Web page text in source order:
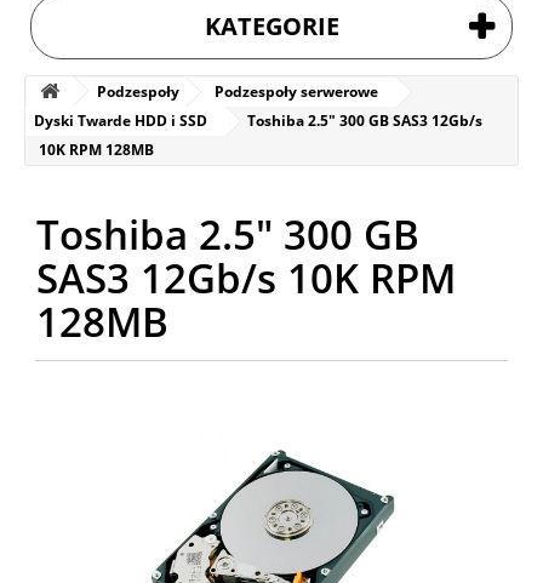
KATEGORIE
Podzespoły
Podzespoły serwerowe
Dyski Twarde HDD i SSD
Toshiba 2.5" 300 GB SAS3 12Gb/s
10K RPM 128MB
Toshiba 2.5" 300 GB
SAS3 12Gb/s 10K RPM
128MB